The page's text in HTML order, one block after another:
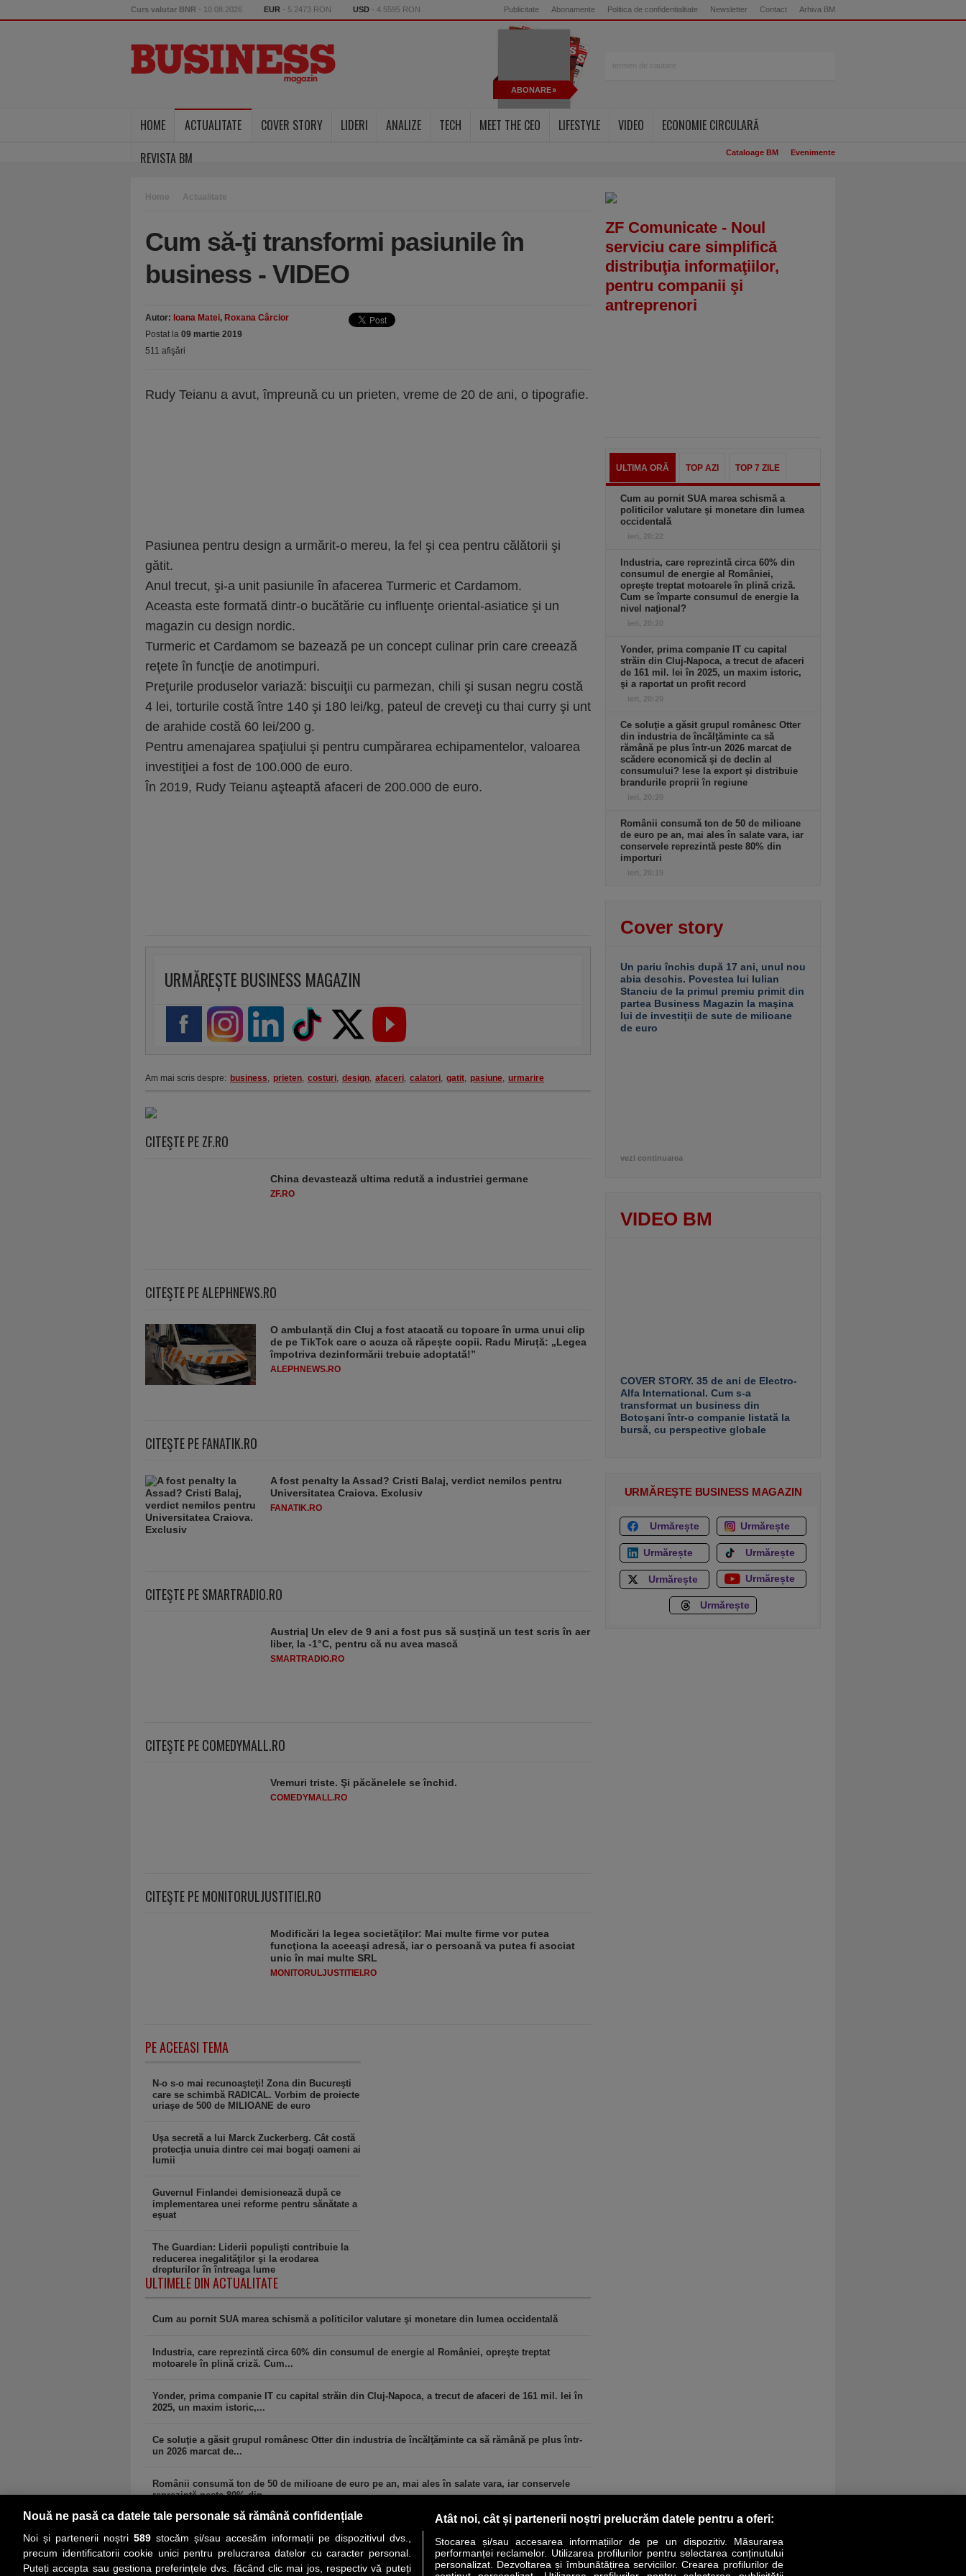
Curs valutar BNR - 10.08.2026 EUR - 5.2473 RON USD - 4.5595 RON Publicitate Abonamente Politica de confidentialitate Newsletter Contact Arhiva BM
ABONARE
HOME ACTUALITATE COVER STORY LIDERI ANALIZE TECH MEET THE CEO LIFESTYLE VIDEO
ECONOMIE CIRCULARĂ
REVISTA BM
Cataloage BM Evenimente
Home Actualitate
Cum să-ţi transformi pasiunile în
business - VIDEO
Autor: Ioana Matei, Roxana Cârcior
Postat la 09 martie 2019
511 afişări
​Rudy Teianu a avut, împreună cu un prieten, vreme de 20 de ani, o tipografie.
Pasiunea pentru design a urmărit-o mereu, la fel şi cea pentru călătorii şi
gătit.
Anul trecut, şi-a unit pasiunile în afacerea Turmeric et Cardamom.
Aceasta este formată dintr-o bucătărie cu influenţe oriental-asiatice şi un
magazin cu design nordic.
Turmeric et Cardamom se bazează pe un concept culinar prin care creează
reţete în funcţie de anotimpuri.
Preţurile produselor variază: biscuiţii cu parmezan, chili şi susan negru costă
4 lei, torturile costă între 140 şi 180 lei/kg, pateul de creveţi cu thai curry şi unt
de arahide costă 60 lei/200 g.
Pentru amenajarea spaţiului şi pentru cumpărarea echipamentelor, valoarea
investiţiei a fost de 100.000 de euro.
În 2019, Rudy Teianu aşteaptă afaceri de 200.000 de euro.
URMĂREȘTE BUSINESS MAGAZIN
Am mai scris despre: business, prieten, costuri, design, afaceri, calatori, gatit, pasiune, urmarire
CITEŞTE PE ZF.RO
China devastează ultima redută a industriei germane
ZF.RO
CITEŞTE PE ALEPHNEWS.RO
O ambulanță din Cluj a fost atacată cu topoare în urma unui clip
de pe TikTok care o acuza că răpește copii. Radu Miruță: „Legea
împotriva dezinformării trebuie adoptată!”
ALEPHNEWS.RO
CITEŞTE PE FANATIK.RO
A fost penalty la Assad? Cristi Balaj, verdict nemilos pentru
Universitatea Craiova. Exclusiv
FANATIK.RO
CITEŞTE PE SMARTRADIO.RO
Austria| Un elev de 9 ani a fost pus să susţină un test scris în aer
liber, la -1°C, pentru că nu avea mască
SMARTRADIO.RO
CITEŞTE PE COMEDYMALL.RO
Vremuri triste. Şi păcănelele se închid.
COMEDYMALL.RO
CITEŞTE PE MONITORULJUSTITIEI.RO
Modificări la legea societăţilor: Mai multe firme vor putea
funcţiona la aceeaşi adresă, iar o persoană va putea fi asociat
unic în mai multe SRL
MONITORULJUSTITIEI.RO
PE ACEEASI TEMA
N-o s-o mai recunoaşteţi! Zona din Bucureşti
care se schimbă RADICAL. Vorbim de proiecte
uriaşe de 500 de MILIOANE de euro
Uşa secretă a lui Marck Zuckerberg. Cât costă
protecţia unuia dintre cei mai bogaţi oameni ai
lumii
Guvernul Finlandei demisionează după ce
implementarea unei reforme pentru sănătate a
eşuat
The Guardian: Liderii populişti contribuie la
reducerea inegalităţilor şi la erodarea
drepturilor în întreaga lume
ULTIMELE DIN ACTUALITATE
Cum au pornit SUA marea schismă a politicilor valutare şi monetare din lumea occidentală
Industria, care reprezintă circa 60% din consumul de energie al României, opreşte treptat
motoarele în plină criză. Cum...
Yonder, prima companie IT cu capital străin din Cluj-Napoca, a trecut de afaceri de 161 mil. lei în
2025, un maxim istoric,...
Ce soluţie a găsit grupul românesc Otter din industria de încălţăminte ca să rămână pe plus într-
un 2026 marcat de...
Românii consumă ton de 50 de milioane de euro pe an, mai ales în salate vara, iar conservele
reprezintă peste 80% din...
ZF Comunicate - Noul
serviciu care simplifică
distribuţia informaţiilor,
pentru companii şi
antreprenori
ULTIMA ORĂ TOP AZI TOP 7 ZILE
Cum au pornit SUA marea schismă a
politicilor valutare şi monetare din lumea
occidentală
ieri, 20:22
Industria, care reprezintă circa 60% din
consumul de energie al României,
opreşte treptat motoarele în plină criză.
Cum se împarte consumul de energie la
nivel naţional?
ieri, 20:20
Yonder, prima companie IT cu capital
străin din Cluj-Napoca, a trecut de afaceri
de 161 mil. lei în 2025, un maxim istoric,
şi a raportat un profit record
ieri, 20:20
Ce soluţie a găsit grupul românesc Otter
din industria de încălţăminte ca să
rămână pe plus într-un 2026 marcat de
scădere economică şi de declin al
consumului? Iese la export şi distribuie
brandurile proprii în regiune
ieri, 20:20
Românii consumă ton de 50 de milioane
de euro pe an, mai ales în salate vara, iar
conservele reprezintă peste 80% din
importuri
ieri, 20:19
Cover story
Un pariu închis după 17 ani, unul nou
abia deschis. Povestea lui Iulian
Stanciu de la primul premiu primit din
partea Business Magazin la maşina
lui de investiţii de sute de milioane
de euro
vezi continuarea
VIDEO BM
COVER STORY. 35 de ani de Electro-
Alfa International. Cum s-a
transformat un business din
Botoşani într-o companie listată la
bursă, cu perspective globale
URMĂREȘTE BUSINESS MAGAZIN
Urmărește Urmărește
Urmărește Urmărește
Urmărește Urmărește
Urmărește
Nouă ne pasă ca datele tale personale să rămână confidențiale
Noi și partenerii noștri 589stocăm și/sau accesăm informații pe dispozitivul dvs.,
precum identificatorii cookie unici pentru prelucrarea datelor cu caracter personal.
Puteți accepta sau gestiona preferințele dvs. făcând clic mai jos, respectiv vă puteți
Atât noi, cât și partenerii noștri prelucrăm datele pentru a oferi:
Stocarea și/sau accesarea informațiilor de pe un dispozitiv. Măsurarea
performanței reclamelor. Utilizarea profilurilor pentru selectarea conținutului
personalizat. Dezvoltarea și îmbunătățirea serviciilor. Crearea profilurilor de